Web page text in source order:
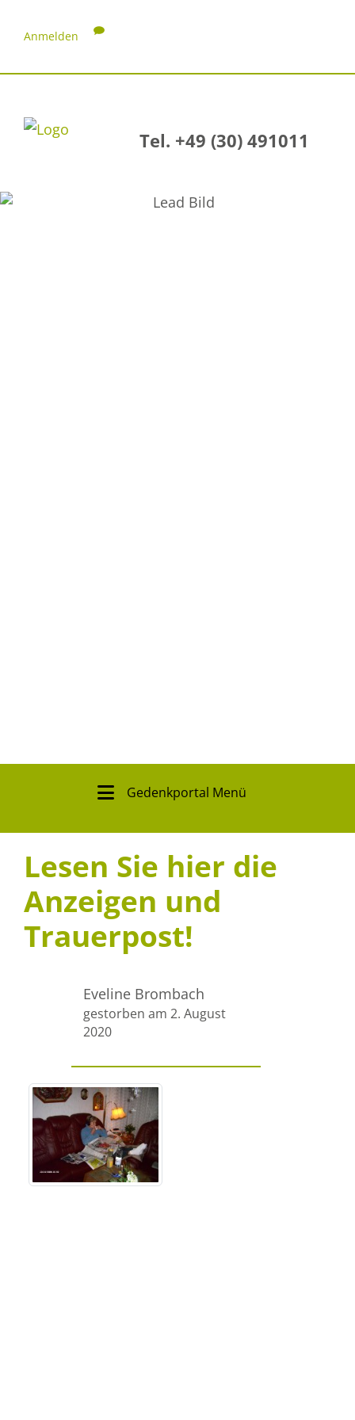
Anmelden
Tel. +49 (30) 491011
Gedenkportal Menü
Lesen Sie hier die
Anzeigen und
Trauerpost!
Eveline Brombach
gestorben am 2. August
2020